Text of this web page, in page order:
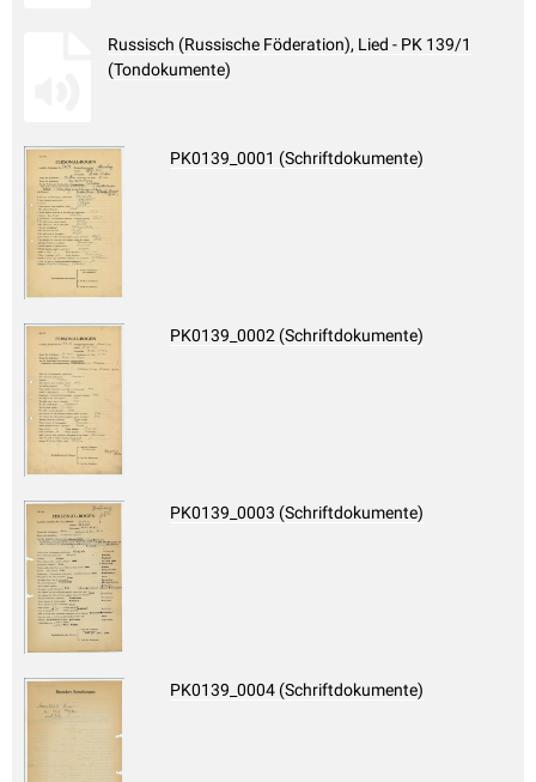
Russisch (Russische Föderation), Lied - PK 139/1
(Tondokumente)
PK0139_0001 (Schriftdokumente)
PK0139_0002 (Schriftdokumente)
PK0139_0003 (Schriftdokumente)
PK0139_0004 (Schriftdokumente)